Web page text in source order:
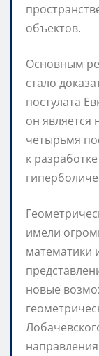
объектов.
Основным
стало
постулата
он является
четырьмя
к
имели
математики
новые